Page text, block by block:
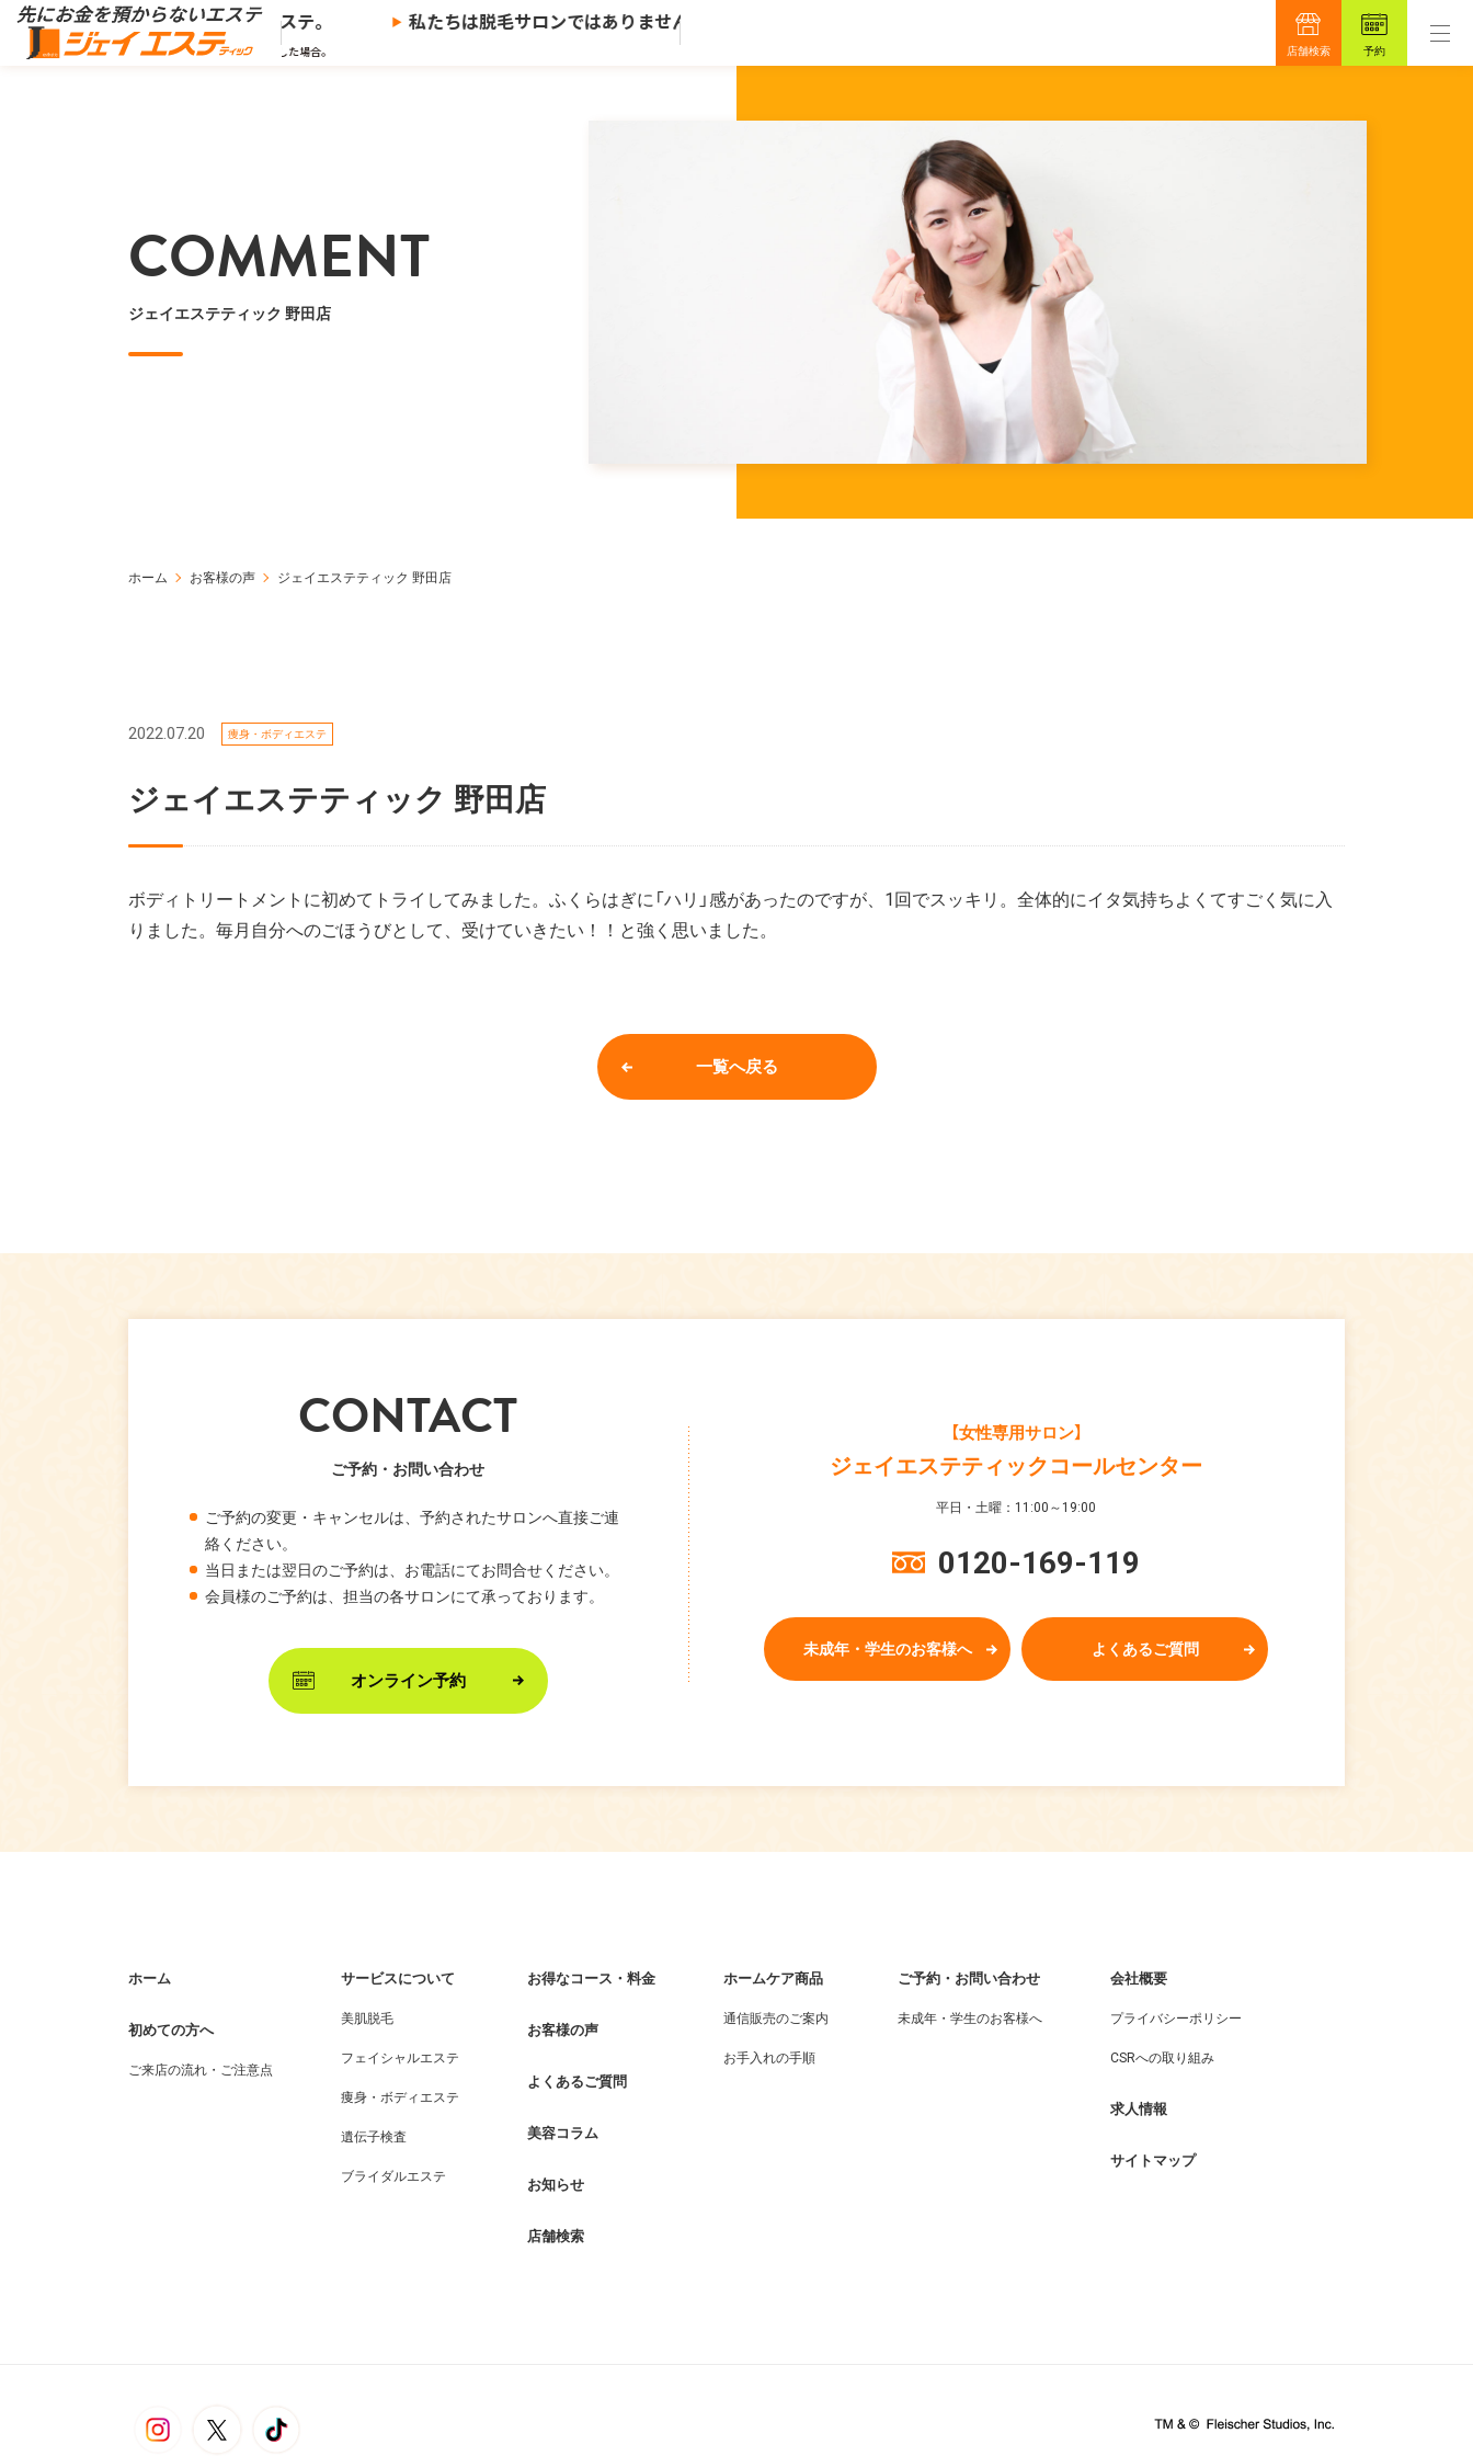
預からないエステ、※ ジェイエステ。
※当社の推奨する支払い方法で決済した場合。
私たちは脱毛サロンではありません。歴史ある老舗トータルビューティーサロンです。 もっと真面目に、もっと安心を目指して
店舗検索 予約
COMMENT
ジェイエステティック 野田店
ホーム お客様の声 ジェイエステティック 野田店
2022.07.20 痩身・ボディエステ
ジェイエステティック 野田店
ボディトリートメントに初めてトライしてみました。ふくらはぎに「ハリ」感があったのですが、1回でスッキリ。全体的にイタ気持ちよくてすごく気に入
りました。毎月自分へのごほうびとして、受けていきたい！！と強く思いました。
一覧へ戻る
CONTACT
ご予約・お問い合わせ
ご予約の変更・キャンセルは、予約されたサロンへ直接ご連
絡ください。
当日または翌日のご予約は、お電話にてお問合せください。
会員様のご予約は、担当の各サロンにて承っております。
オンライン予約
【女性専用サロン】
ジェイエステティックコールセンター
平日・土曜：11:00～19:00
0120-169-119
未成年・学生のお客様へ よくあるご質問
ホーム
初めての方へ
ご来店の流れ・ご注意点
サービスについて
美肌脱毛
フェイシャルエステ
痩身・ボディエステ
遺伝子検査
ブライダルエステ
お得なコース・料金
お客様の声
よくあるご質問
美容コラム
お知らせ
店舗検索
ホームケア商品
通信販売のご案内
お手入れの手順
ご予約・お問い合わせ
未成年・学生のお客様へ
会社概要
プライバシーポリシー
CSRへの取り組み
求人情報
サイトマップ